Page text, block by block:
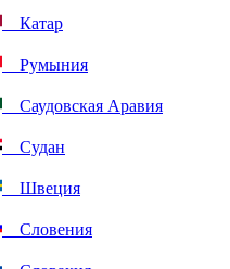
Катар
Румыния
Саудовская Аравия
Судан
Швеция
Словения